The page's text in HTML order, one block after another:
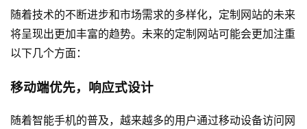
随着技术的不断进步和市场需求的多样化，定制网站的未来
将呈现出更加丰富的趋势。未来的定制网站可能会更加注重
以下几个方面：
移动端优先，响应式设计
随着智能手机的普及，越来越多的用户通过移动设备访问网